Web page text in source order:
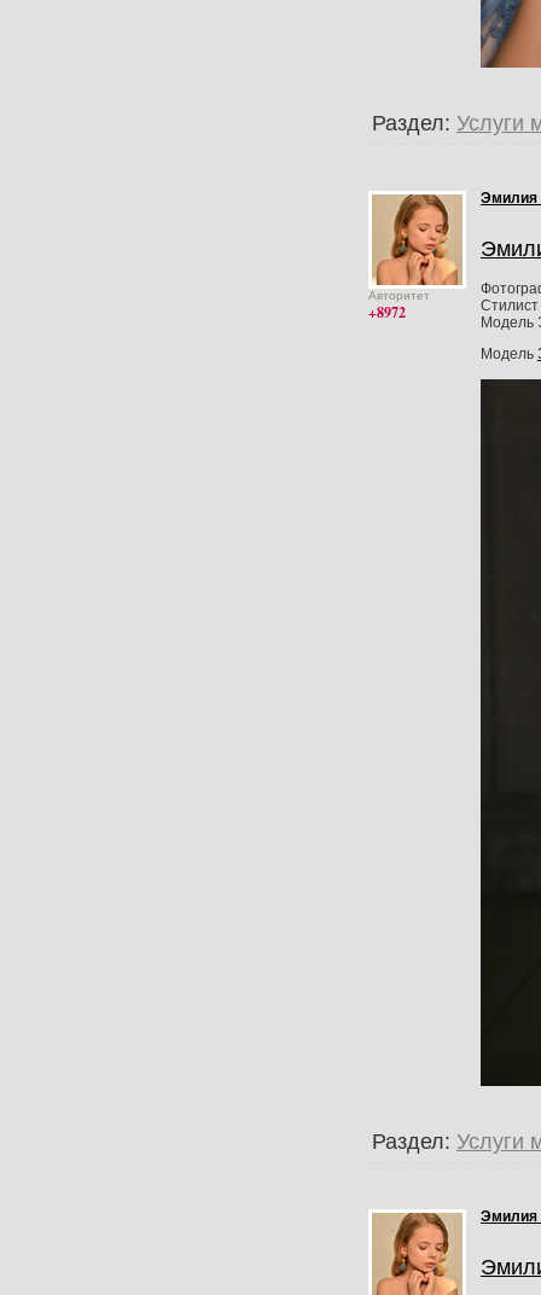
Раздел: Услуги
Авторитет
+8972
Эмилия
Стилист
Модель
Модель
Раздел: Услуги
Эмилия